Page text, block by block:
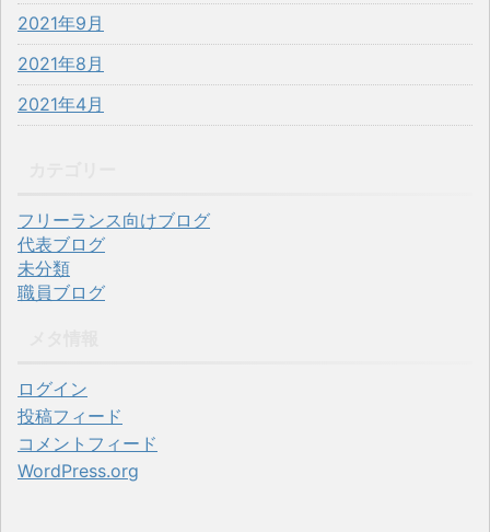
2021年9月
2021年8月
2021年4月
フリーランス向けブログ
代表ブログ
未分類
職員ブログ
ログイン
投稿フィード
コメントフィード
WordPress.org